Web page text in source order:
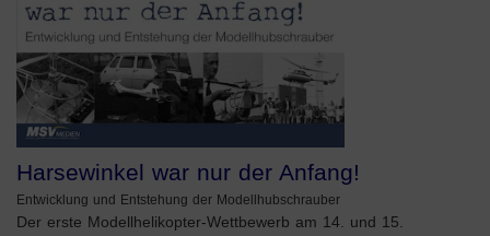
Harsewinkel war nur der Anfang!
Entwicklung und Entstehung der Modellhubschrauber
Der erste Modellhelikopter-Wettbewerb am 14. und 15.